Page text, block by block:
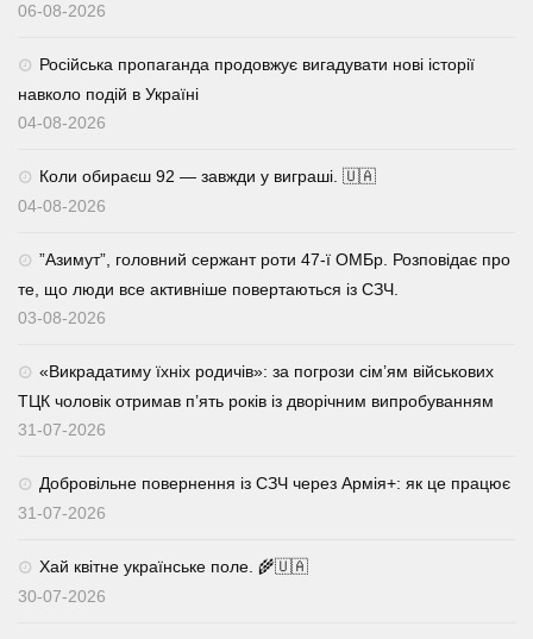
06-08-2026
Російська пропаганда продовжує вигадувати нові історії
навколо подій в Україні
04-08-2026
Коли обираєш 92 — завжди у виграші. 🇺🇦
04-08-2026
⁨”Азимут”, головний сержант роти 47-ї ОМБр. Розповідає про
те, що люди все активніше повертаються із СЗЧ.
03-08-2026
«Викрадатиму їхніх родичів»: за погрози сім’ям військових
ТЦК чоловік отримав п’ять років із дворічним випробуванням
31-07-2026
Добровільне повернення із СЗЧ через Армія+: як це працює
31-07-2026
Хай квітне українське поле. 🌾🇺🇦
30-07-2026